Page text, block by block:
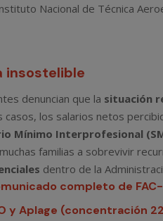
Nacional de Técnica
insostelible
denuncian que la situación
casos, los salarios netos
Mínimo Interprofesional
familias a sobrevivir
dentro de la
completo de FAC-
y Aplage (concentración